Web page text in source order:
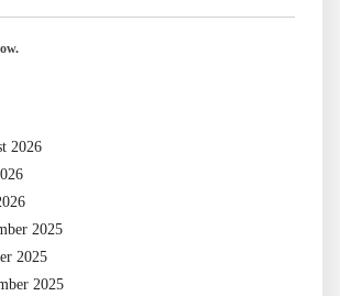
2026
2025
2025
2025